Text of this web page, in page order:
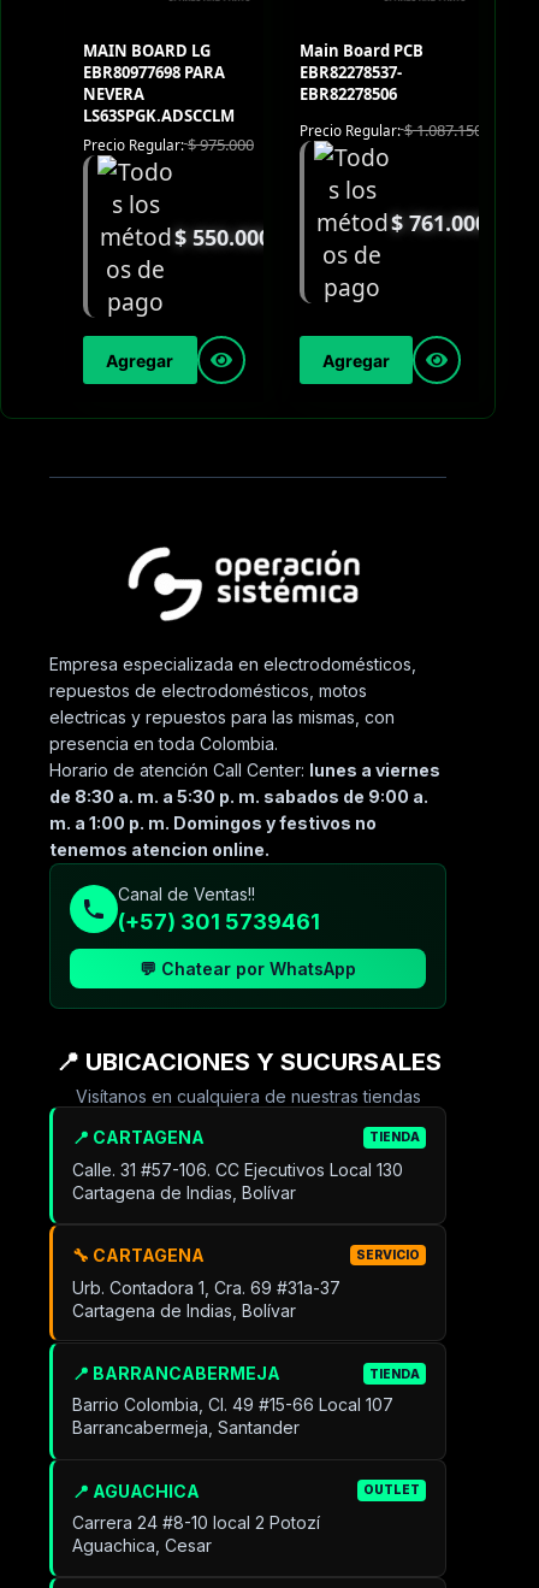
MAIN BOARD LG
EBR80977698 PARA
NEVERA
LS63SPGK.ADSCCLM
Precio Regular:$975.000
$550.000
Agregar
Main Board PCB
EBR82278537-
EBR82278506
Precio Regular:$1.087.150
$761.000
Agregar
Empresa especializada en electrodomésticos,
repuestos de electrodomésticos, motos
electricas y repuestos para las mismas, con
presencia en toda Colombia.
Horario de atención Call Center: lunes a viernes
de 8:30 a. m. a 5:30 p. m. sabados de 9:00 a.
m. a 1:00 p. m. Domingos y festivos no
tenemos atencion online.
Canal de Ventas!!
(+57) 301 5739461
💬 Chatear por WhatsApp
📍 UBICACIONES Y SUCURSALES
Visítanos en cualquiera de nuestras tiendas
📍 CARTAGENA TIENDA
Calle. 31 #57-106. CC Ejecutivos Local 130
Cartagena de Indias, Bolívar
🔧 CARTAGENA SERVICIO
Urb. Contadora 1, Cra. 69 #31a-37
Cartagena de Indias, Bolívar
📍 BARRANCABERMEJA TIENDA
Barrio Colombia, Cl. 49 #15-66 Local 107
Barrancabermeja, Santander
📍 AGUACHICA OUTLET
Carrera 24 #8-10 local 2 Potozí
Aguachica, Cesar